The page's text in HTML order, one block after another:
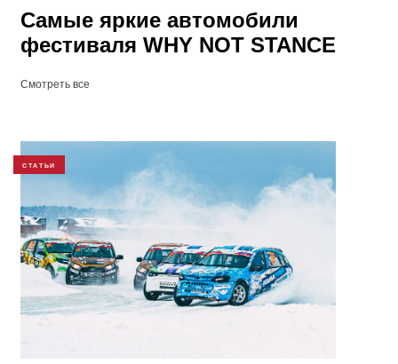
Самые яркие автомобили
фестиваля WHY NOT STANCE
Смотреть все
СТАТЬИ